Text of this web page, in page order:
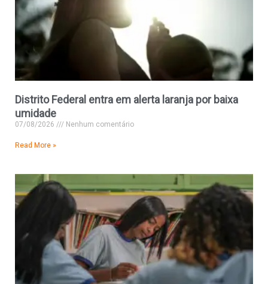
Distrito Federal entra em alerta laranja por baixa
umidade
07/08/2026 Nenhum comentário
Read More »